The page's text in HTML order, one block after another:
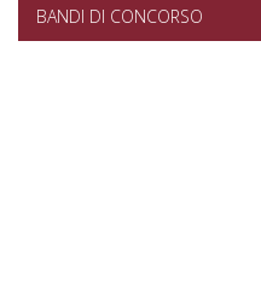
BANDI DI CONCORSO